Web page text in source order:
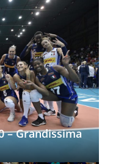
– Grandissima